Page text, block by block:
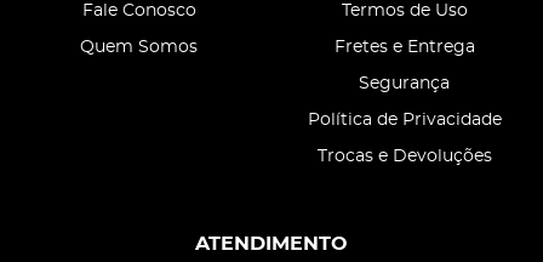
Fale Conosco
Quem Somos
Termos de Uso
Fretes e Entrega
Segurança
Política de Privacidade
Trocas e Devoluções
ATENDIMENTO